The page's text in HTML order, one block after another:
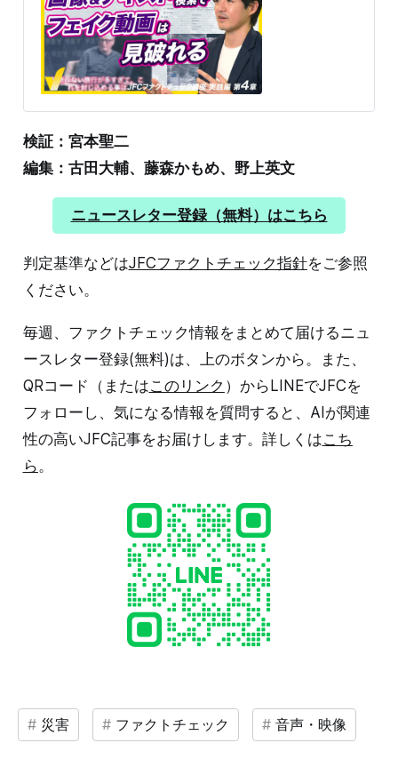
んで偽・誤情報に用いられやすい形式です。過去の災害
動画を現在のものとして使ったり、オリジナルを改変し
たり、生成AIで捏造したりと、手法も偽画像と共通して
います。 検証の手法も動画と画像と同様にオリジナルを
探すことが鍵となりますが、Google画像検索のようなシ
ンプルな検索ツールが動画にはありません。 ここでのポ
イントは動画も、タイトルなどのテキストや、サムネイ
ルなどの画像で管理されているということです。これを
利用してオリジナルを探します。 動画の検証 Googleレ
ンズ 実際の事例を元に解説します。 (能登半島地震)過去
2024年1月1日午後4時10分ごろ、石川県能登地方を震源
とする最大震度7の
検証：宮本聖二
編集：古田大輔、藤森かもめ、野上英文
ニュースレター登録（無料）はこちら
判定基準などはJFCファクトチェック指針をご参照
ください。
毎週、ファクトチェック情報をまとめて届けるニュ
ースレター登録(無料)は、上のボタンから。また、
QRコード（またはこのリンク ）からLINEでJFCを
フォローし、気になる情報を質問すると、AIが関連
性の高いJFC記事をお届けします。詳しくはこち
ら。
災害 ファクトチェック 音声・映像